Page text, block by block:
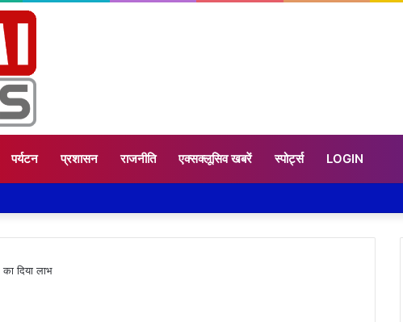
पर्यटन प्रशासन राजनीति एक्सक्लूसिव खबरें स्पोर्ट्स LOGIN
का दिया लाभ